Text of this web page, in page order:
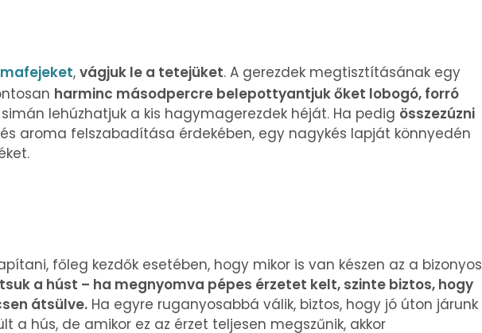
, vágjuk le a tetejüket. A gerezdek megtisztításának egy
harminc másodpercre belepottyantjuk őket lobogó, forró
lehúzhatjuk a kis hagymagerezdek héját. Ha pedig összezúzni
aroma felszabadítása érdekében, egy nagykés lapját könnyedén
főleg kezdők esetében, hogy mikor is van készen az a bizonyos
a húst – ha megnyomva pépes érzetet kelt, szinte biztos, hogy
átsülve. Ha egyre ruganyosabbá válik, biztos, hogy jó úton járunk
a hús, de amikor ez az érzet teljesen megszűnik, akkor